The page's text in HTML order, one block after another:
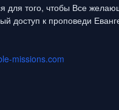
для того, чтобы Все
доступ к проповеди
missions.com